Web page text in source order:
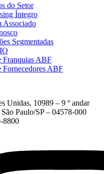
do Setor
Íntegro
Associado
Segmentadas
Franquias ABF
Fornecedores ABF
Unidas, 10989 – 9 º andar
Paulo/SP – 04578-000
8800